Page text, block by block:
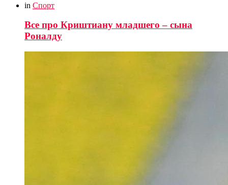
in Спорт
Все про Криштиану младшего – сына
Роналду